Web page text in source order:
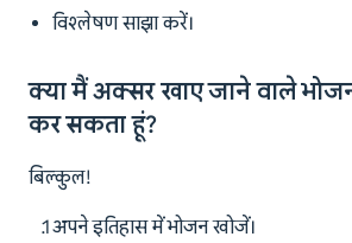
विश्लेषण साझा करें।
क्या मैं अक्सर खाए जाने वाले
कर सकता हूं?
बिल्कुल!
अपने इतिहास में भोजन खोजें।